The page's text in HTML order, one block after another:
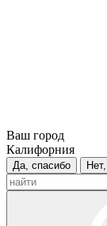
Ваш город
Калифорния
Да, спасибо